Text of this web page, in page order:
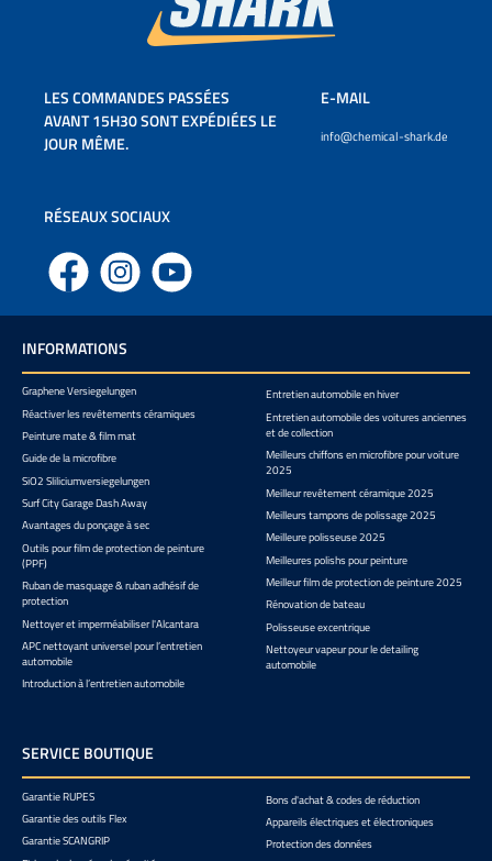
LES COMMANDES PASSÉES
AVANT 15H30 SONT EXPÉDIÉES LE
JOUR MÊME.
E-MAIL
info@chemical-shark.de
RÉSEAUX SOCIAUX
Facebook Instagram YouTube
INFORMATIONS
Graphene Versiegelungen
Réactiver les revêtements céramiques
Peinture mate & film mat
Guide de la microfibre
SiO2 Sliliciumversiegelungen
Surf City Garage Dash Away
Avantages du ponçage à sec
Outils pour film de protection de peinture
(PPF)
Ruban de masquage & ruban adhésif de
protection
Nettoyer et imperméabiliser l'Alcantara
APC nettoyant universel pour l’entretien
automobile
Introduction à l’entretien automobile
Entretien automobile en hiver
Entretien automobile des voitures anciennes
et de collection
Meilleurs chiffons en microfibre pour voiture
2025
Meilleur revêtement céramique 2025
Meilleurs tampons de polissage 2025
Meilleure polisseuse 2025
Meilleures polishs pour peinture
Meilleur film de protection de peinture 2025
Rénovation de bateau
Polisseuse excentrique
Nettoyeur vapeur pour le detailing
automobile
SERVICE BOUTIQUE
Garantie RUPES
Garantie des outils Flex
Garantie SCANGRIP
Bons d'achat & codes de réduction
Appareils électriques et électroniques
Protection des données